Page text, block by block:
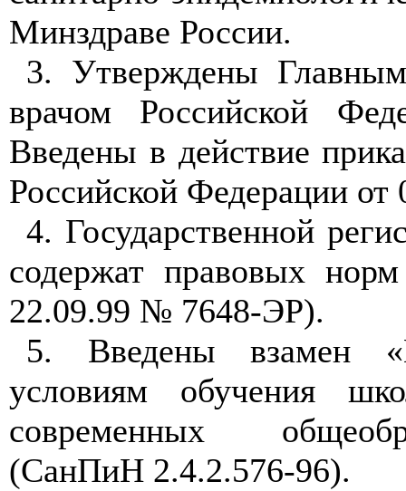
Минздраве России.
3. Утверждены
врачом Российской
Введены в действие
Российской Федерации
4. Государственной
содержат правовых
22.09.99 № 7648-ЭР).
5. Введены взамен
условиям обучения
современных
(СанПиН 2.4.2.576-96).